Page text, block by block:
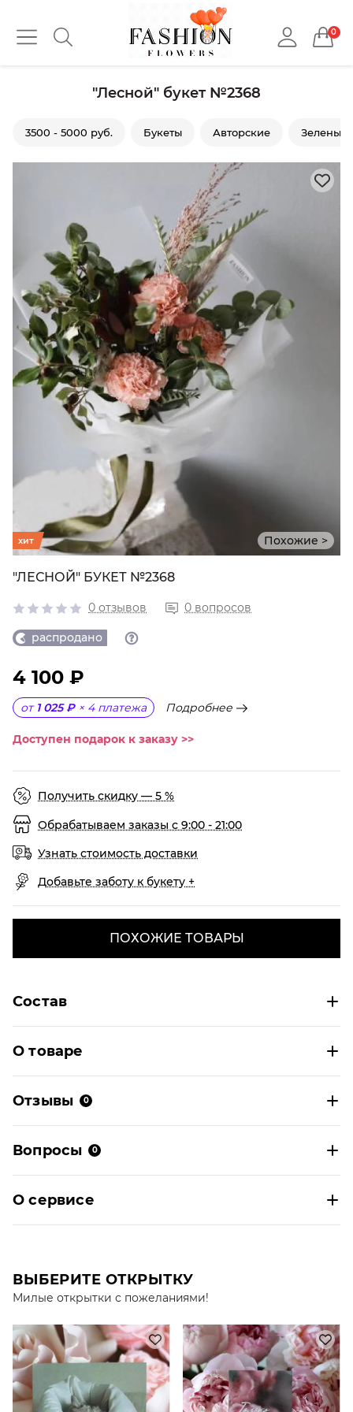
0
"Лесной" букет №2368
3500 - 5000 руб. Букеты Авторские Зеленые
Похожие >
хит
"ЛЕСНОЙ" БУКЕТ №2368
0 отзывов 0 вопросов
распродано
4 100 ₽
от 1 025 ₽ × 4 платежа Подробнее
Доступен подарок к заказу >>
Получить скидку — 5 %
Обрабатываем заказы с 9:00 - 21:00
Узнать стоимость доставки
Добавьте заботу к букету +
ПОХОЖИЕ ТОВАРЫ
Состав
О товаре
Отзывы 0
Вопросы 0
О сервисе
ВЫБЕРИТЕ ОТКРЫТКУ
Милые открытки с пожеланиями!